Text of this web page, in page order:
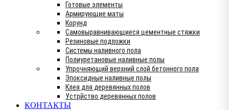
Готовые элементы
Армирующие маты
Корунд
Самовыравнивающиеся цементные стяжки
Резиновые подложки
Системы наливного пола
Полиуретановые наливные полы
Упрочняющий верхний слой бетонного пола
Эпоксидные наливные полы
Клея для деревянных полов
Устрйство деревянных полов
КОНТАКТЫ